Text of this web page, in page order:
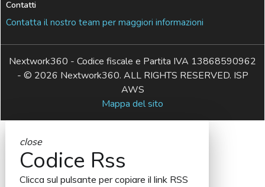
Contatti
Contatta il nostro team per maggiori informazioni
Nextwork360 - Codice fiscale e Partita IVA 13868590962
- © 2026 Nextwork360. ALL RIGHTS RESERVED. ISP
AWS
Mappa del sito
close
Codice Rss
Clicca sul pulsante per copiare il link RSS